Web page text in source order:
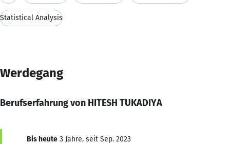
Statistical Analysis
Werdegang
Berufserfahrung von HITESH TUKADIYA
Bis heute 3 Jahre, seit Sep. 2023